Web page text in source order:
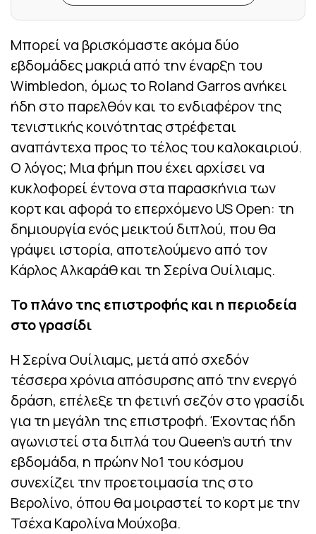
Μπορεί να βρισκόμαστε ακόμα δύο
εβδομάδες μακριά από την έναρξη του
Wimbledon, όμως το Roland Garros ανήκει
ήδη στο παρελθόν και το ενδιαφέρον της
τενιστικής κοινότητας στρέφεται
αναπάντεχα προς το τέλος του καλοκαιριού.
Ο λόγος; Μια φήμη που έχει αρχίσει να
κυκλοφορεί έντονα στα παρασκήνια των
κορτ και αφορά το επερχόμενο US Open: τη
δημιουργία ενός μεικτού διπλού, που θα
γράψει ιστορία, αποτελούμενο από τον
Κάρλος Αλκαράθ και τη Σερίνα Ουίλιαμς.
Το πλάνο της επιστροφής και η περιοδεία
στο γρασίδι
Η Σερίνα Ουίλιαμς, μετά από σχεδόν
τέσσερα χρόνια απόσυρσης από την ενεργό
δράση, επέλεξε τη φετινή σεζόν στο γρασίδι
για τη μεγάλη της επιστροφή. Έχοντας ήδη
αγωνιστεί στα διπλά του Queen’s αυτή την
εβδομάδα, η πρώην Νο1 του κόσμου
συνεχίζει την προετοιμασία της στο
Βερολίνο, όπου θα μοιραστεί το κορτ με την
Τσέχα Καρολίνα Μούχοβα.